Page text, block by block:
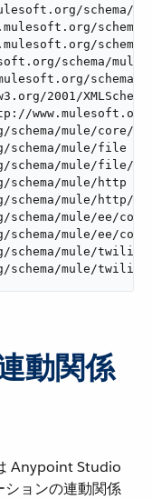
schema/mule/
動関係
Anypoint Studio
ョンの連動関係